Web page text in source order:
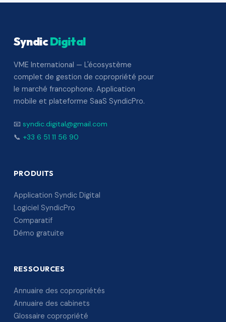
SyndicDigital
VME International — L'écosystème
complet de gestion de copropriété pour
le marché francophone. Application
mobile et plateforme SaaS SyndicPro.
📧 syndic.digital@gmail.com
📞 +33 6 51 11 56 90
PRODUITS
Application Syndic Digital
Logiciel SyndicPro
Comparatif
Démo gratuite
RESSOURCES
Annuaire des copropriétés
Annuaire des cabinets
Glossaire copropriété